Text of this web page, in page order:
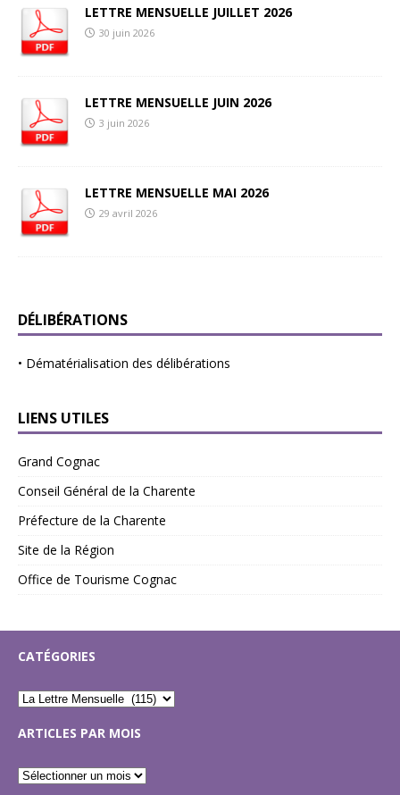
LETTRE MENSUELLE JUILLET 2026
30 juin 2026
LETTRE MENSUELLE JUIN 2026
3 juin 2026
LETTRE MENSUELLE MAI 2026
29 avril 2026
DÉLIBÉRATIONS
• Dématérialisation des délibérations
LIENS UTILES
Grand Cognac
Conseil Général de la Charente
Préfecture de la Charente
Site de la Région
Office de Tourisme Cognac
CATÉGORIES
ARTICLES PAR MOIS